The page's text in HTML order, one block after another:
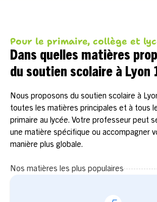
Pour le primaire, collège et
Dans quelles matières
du soutien scolaire à Lyon
Nous proposons du soutien scolaire à
toutes les matières principales et à tous
primaire au lycée. Votre professeur peut
une matière spécifique ou accompagner
manière plus globale.
Nos matières les plus populaires